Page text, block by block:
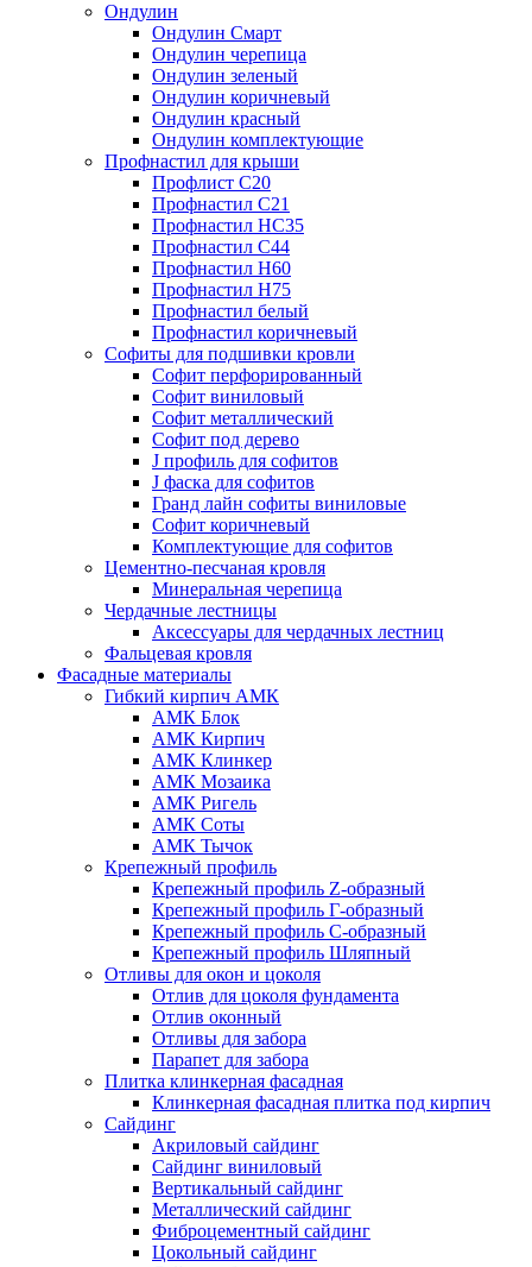
Ондулин
Ондулин Смарт
Ондулин черепица
Ондулин зеленый
Ондулин коричневый
Ондулин красный
Ондулин комплектующие
Профнастил для крыши
Профлист С20
Профнастил С21
Профнастил НС35
Профнастил С44
Профнастил Н60
Профнастил Н75
Профнастил белый
Профнастил коричневый
Софиты для подшивки кровли
Cофит перфорированный
Софит виниловый
Софит металлический
Софит под дерево
J профиль для софитов
J фаска для софитов
Гранд лайн софиты виниловые
Софит коричневый
Комплектующие для софитов
Цементно-песчаная кровля
Минеральная черепица
Чердачные лестницы
Аксессуары для чердачных лестниц
Фальцевая кровля
Фасадные материалы
Гибкий кирпич АМК
АМК Блок
АМК Кирпич
АМК Клинкер
АМК Мозаика
АМК Ригель
АМК Соты
АМК Тычок
Крепежный профиль
Крепежный профиль Z-образный
Крепежный профиль Г-образный
Крепежный профиль С-образный
Крепежный профиль Шляпный
Отливы для окон и цоколя
Отлив для цоколя фундамента
Отлив оконный
Отливы для забора
Парапет для забора
Плитка клинкерная фасадная
Клинкерная фасадная плитка под кирпич
Сайдинг
Акриловый сайдинг
Сайдинг виниловый
Вертикальный сайдинг
Металлический сайдинг
Фиброцементный сайдинг
Цокольный сайдинг